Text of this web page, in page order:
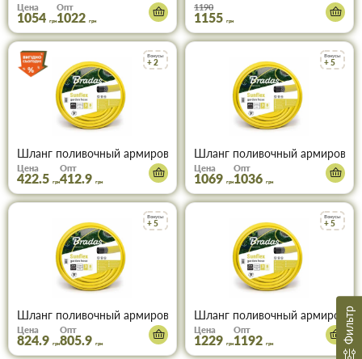
Цена
1054 грн
Опт
1022 грн
1190
1155 грн
Бонусы
+ 2
Шланг поливочный армированный Брадас Санфлекс 1/2"
Цена
422.5 грн
Опт
412.9 грн
Бонусы
+ 5
Шланг поливочный
Цена
1069 грн
Опт
1036 грн
Бонусы
+ 5
Шланг поливочный армированный Брадас Санфлекс 3/4"
Цена
824.9 грн
Опт
805.9 грн
Бонусы
+ 5
Шланг поливочный
Цена
1229 грн
Опт
1192 грн Фильтр